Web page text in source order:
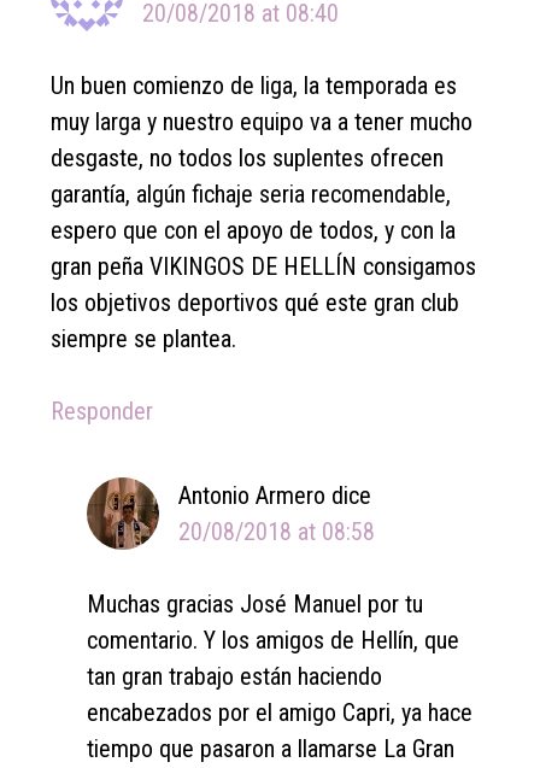
20/08/2018 at 08:40
Un buen comienzo de liga, la temporada es
muy larga y nuestro equipo va a tener mucho
desgaste, no todos los suplentes ofrecen
garantía, algún fichaje seria recomendable,
espero que con el apoyo de todos, y con la
gran peña VIKINGOS DE HELLÍN consigamos
los objetivos deportivos qué este gran club
siempre se plantea.
Responder
Antonio Armero dice
20/08/2018 at 08:58
Muchas gracias José Manuel por tu
comentario. Y los amigos de Hellín, que
tan gran trabajo están haciendo
encabezados por el amigo Capri, ya hace
tiempo que pasaron a llamarse La Gran